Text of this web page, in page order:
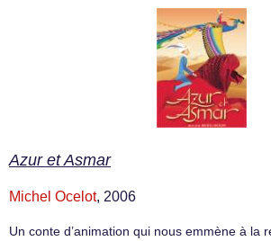
Azur et Asmar
Michel Ocelot, 2006
Un conte d’animation qui nous emmène à la